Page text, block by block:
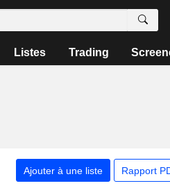
Listes Trading
Ajouter à une liste Rapport